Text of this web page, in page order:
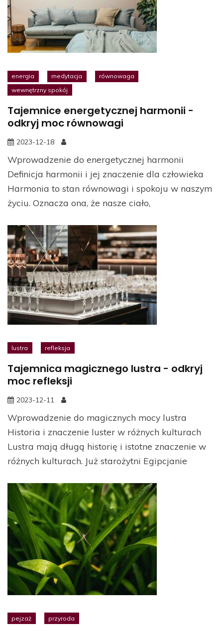
energia medytacja
równowaga
wewnętrzny spokój
Tajemnice energetycznej harmonii -
odkryj moc równowagi
2023-12-18
Wprowadzenie do energetycznej harmonii
Definicja harmonii i jej znaczenie dla człowieka
Harmonia to stan równowagi i spokoju w naszym
życiu. Oznacza ona, że nasze ciało,
lustra refleksja
Tajemnica magicznego lustra - odkryj
moc refleksji
2023-12-11
Wprowadzenie do magicznych mocy lustra
Historia i znaczenie luster w różnych kulturach
Lustra mają długą historię i istotne znaczenie w
różnych kulturach. Już starożytni Egipcjanie
pejzaż przyroda